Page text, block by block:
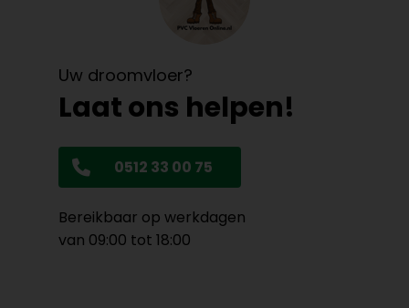
Uw droomvloer?
Laat ons helpen!
0512 33 00 75
Bereikbaar op werkdagen
van 09:00 tot 18:00